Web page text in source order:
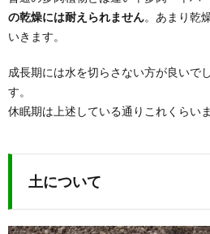
の乾燥には耐えられません。あまり乾
いきます。
成長期には水を切らさない方が良いで
す。
休眠期は上述している通りこれくらい
土について